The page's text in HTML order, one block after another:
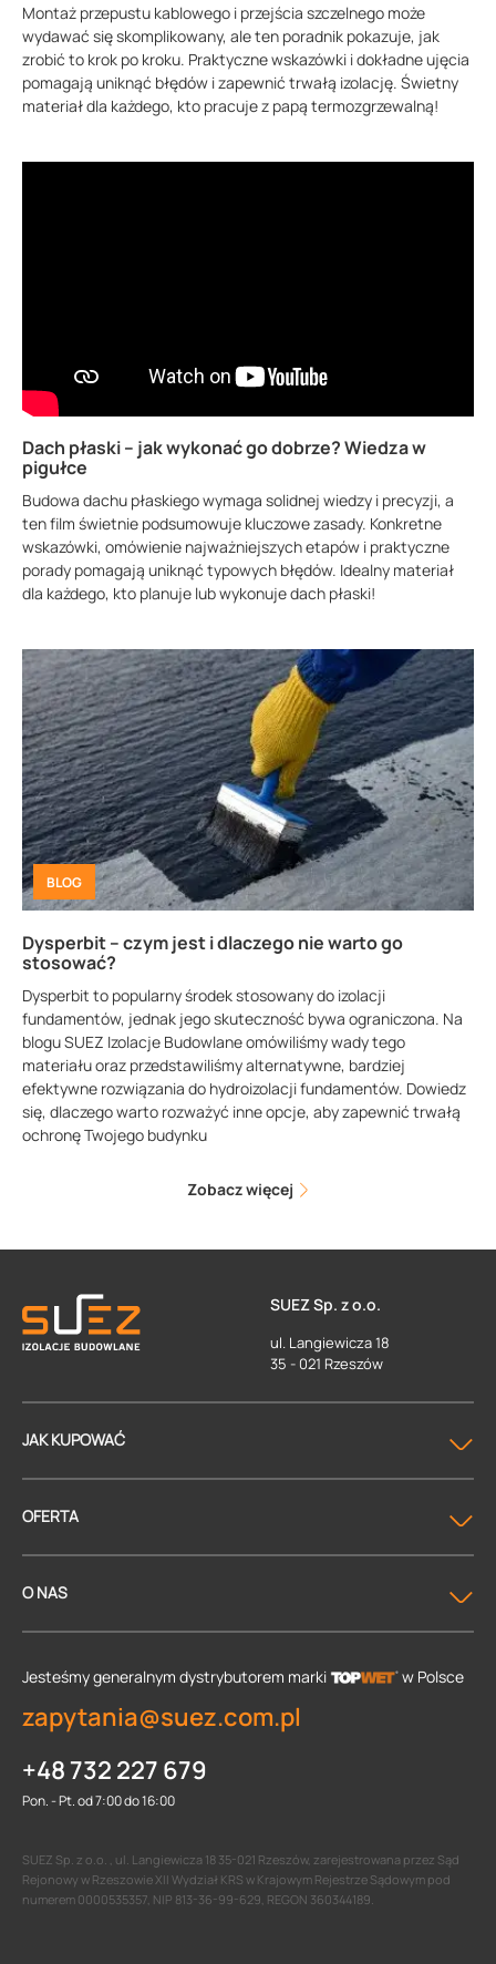
Montaż przepustu kablowego i przejścia szczelnego może
wydawać się skomplikowany, ale ten poradnik pokazuje, jak
zrobić to krok po kroku. Praktyczne wskazówki i dokładne ujęcia
pomagają uniknąć błędów i zapewnić trwałą izolację. Świetny
materiał dla każdego, kto pracuje z papą termozgrzewalną!
Dach płaski – jak wykonać go dobrze? Wiedza w
pigułce
Budowa dachu płaskiego wymaga solidnej wiedzy i precyzji, a
ten film świetnie podsumowuje kluczowe zasady. Konkretne
wskazówki, omówienie najważniejszych etapów i praktyczne
porady pomagają uniknąć typowych błędów. Idealny materiał
dla każdego, kto planuje lub wykonuje dach płaski!
BLOG
Dysperbit – czym jest i dlaczego nie warto go
stosować?
Dysperbit to popularny środek stosowany do izolacji
fundamentów, jednak jego skuteczność bywa ograniczona. Na
blogu SUEZ Izolacje Budowlane omówiliśmy wady tego
materiału oraz przedstawiliśmy alternatywne, bardziej
efektywne rozwiązania do hydroizolacji fundamentów. Dowiedz
się, dlaczego warto rozważyć inne opcje, aby zapewnić trwałą
ochronę Twojego budynku
Zobacz więcej
SUEZ Sp. z o.o.
ul. Langiewicza 18
35 - 021 Rzeszów
JAK KUPOWAĆ
OFERTA
O NAS
Jesteśmy generalnym dystrybutorem marki w Polsce
zapytania@suez.com.pl
+48 732 227 679
Pon. - Pt. od 7:00 do 16:00
SUEZ Sp. z o.o. , ul. Langiewicza 18 35-021 Rzeszów, zarejestrowana przez Sąd
Rejonowy w Rzeszowie XII Wydział KRS w Krajowym Rejestrze Sądowym pod
numerem 0000535357, NIP 813-36-99-629, REGON 360344189.